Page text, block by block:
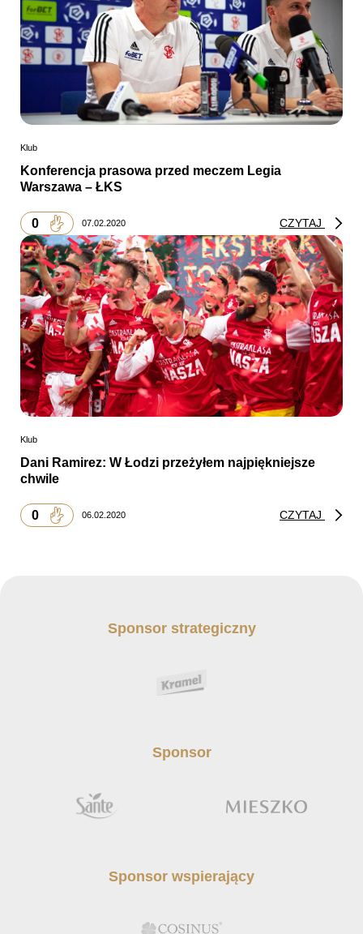
Klub
Konferencja prasowa przed meczem Legia
Warszawa – ŁKS
0 07.02.2020 CZYTAJ
Klub
Dani Ramirez: W Łodzi przeżyłem najpiękniejsze
chwile
0 06.02.2020 CZYTAJ
Sponsor strategiczny
Sponsor
Sponsor wspierający